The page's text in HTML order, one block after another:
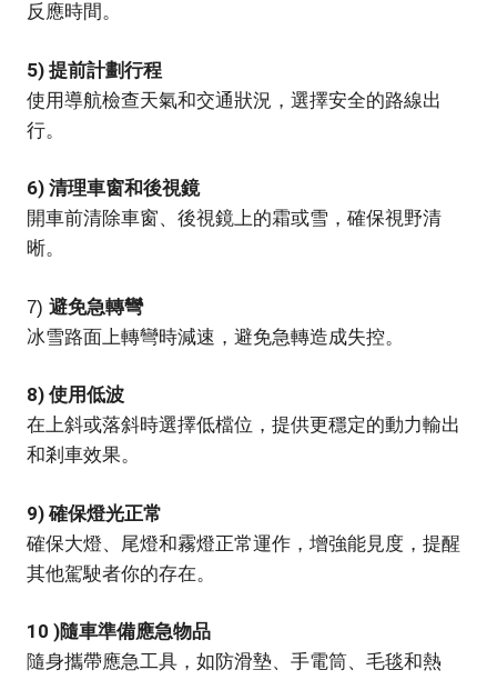
反應時間。
5) 提前計劃行程
使用導航檢查天氣和交通狀況，選擇安全的路線出
行。
6) 清理車窗和後視鏡
開車前清除車窗、後視鏡上的霜或雪，確保視野清
晰。
7) 避免急轉彎
冰雪路面上轉彎時減速，避免急轉造成失控。
8) 使用低波
在上斜或落斜時選擇低檔位，提供更穩定的動力輸出
和剎車效果。
9) 確保燈光正常
確保大燈、尾燈和霧燈正常運作，增強能見度，提醒
其他駕駛者你的存在。
10 )隨車準備應急物品
隨身攜帶應急工具，如防滑墊、手電筒、毛毯和熱